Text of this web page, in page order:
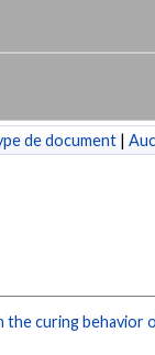
de document |
curing behavior